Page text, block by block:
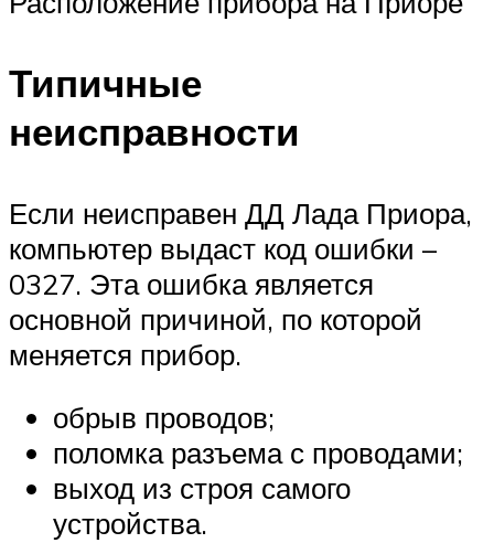
Типичные
неисправности
Если неисправен ДД Лада Приора,
компьютер выдаст код ошибки –
0327. Эта ошибка является
основной причиной, по которой
меняется прибор.
обрыв проводов;
поломка разъема с проводами;
выход из строя самого
устройства.